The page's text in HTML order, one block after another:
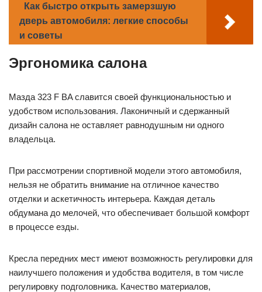
Как быстро открыть замерзшую
дверь автомобиля: легкие способы
и советы
Эргономика салона
Мазда 323 F BA славится своей функциональностью и
удобством использования. Лаконичный и сдержанный
дизайн салона не оставляет равнодушным ни одного
владельца.
При рассмотрении спортивной модели этого автомобиля,
нельзя не обратить внимание на отличное качество
отделки и аскетичность интерьера. Каждая деталь
обдумана до мелочей, что обеспечивает большой комфорт
в процессе езды.
Кресла передних мест имеют возможность регулировки для
наилучшего положения и удобства водителя, в том числе
регулировку подголовника. Качество материалов,